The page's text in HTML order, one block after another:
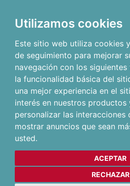
Utilizamos cookies
Este sitio web utiliza cookies
de seguimiento para mejorar
navegación con los siguientes
la funcionalidad básica del
una mejor experiencia en el
interés en nuestros productos
personalizar las interacciones
mostrar anuncios que sean
usted.
ACEPTAR
RECHAZAR